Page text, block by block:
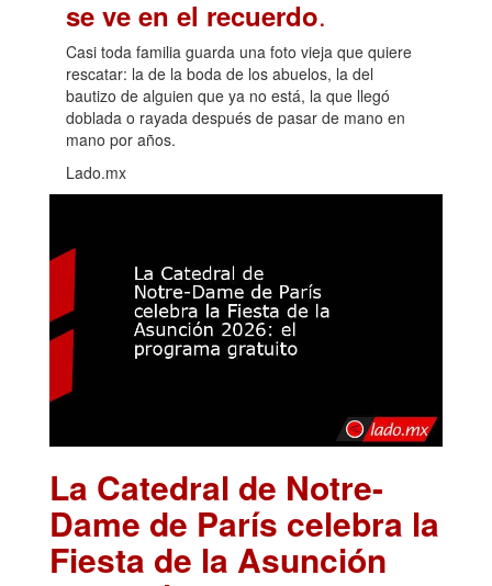
se ve en el recuerdo.
Casi toda familia guarda una foto vieja que quiere
rescatar: la de la boda de los abuelos, la del
bautizo de alguien que ya no está, la que llegó
doblada o rayada después de pasar de mano en
mano por años.
Lado.mx
La Catedral de Notre-
Dame de París celebra la
Fiesta de la Asunción